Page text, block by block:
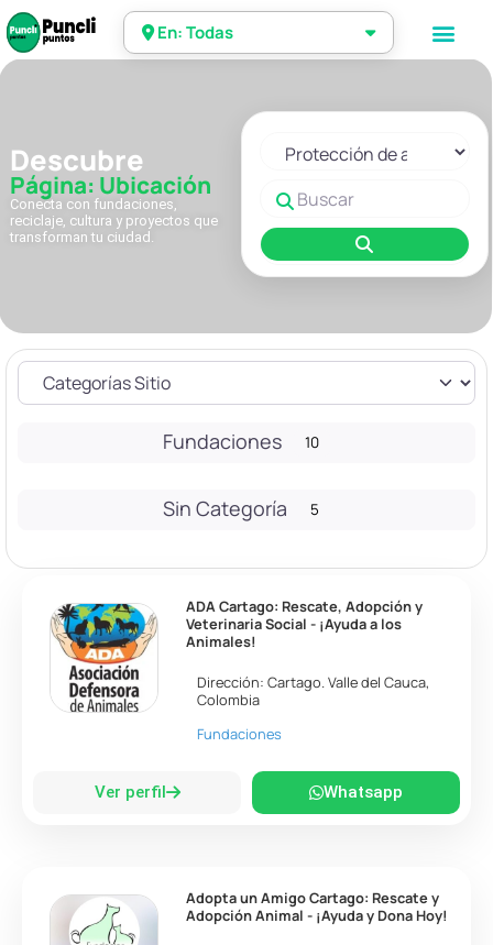
En: Todas
Descubre
Página: Ubicación
Conecta con fundaciones,
reciclaje, cultura y proyectos que
transforman tu ciudad.
Seleccionar el formulario de
Buscar
Fundaciones 10
Sin Categoría 5
ADA Cartago: Rescate, Adopción y
Veterinaria Social - ¡Ayuda a los
Animales!
Dirección:Cartago.Valle del Cauca,
Colombia
Fundaciones
Ver perfil Whatsapp
Adopta un Amigo Cartago: Rescate y
Adopción Animal - ¡Ayuda y Dona Hoy!